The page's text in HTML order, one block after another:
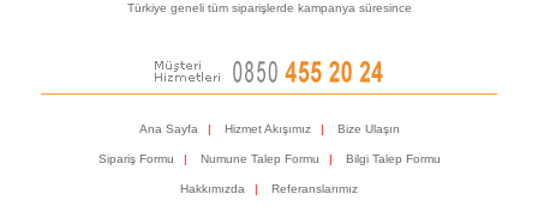
Türkiye geneli tüm siparişlerde kampanya süresince
Ana Sayfa Hizmet Akışımız Bize Ulaşın
Sipariş Formu Numune Talep Formu Bilgi Talep Formu
Hakkımızda Referanslarımız